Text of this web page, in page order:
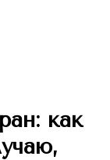
как